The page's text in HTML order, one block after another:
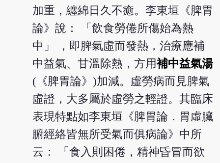
加重，纏綿日久不癒。李東垣《脾胃
論》說： 「飲食勞倦所傷始為熱
中」 ，即脾氣虛而發熱，治療應補
中益氣、甘溫除熱，方用補中益氣湯
(《脾胃論》)加減。虛勞病而見脾氣
虛證，大多屬於虛勞之輕證。其臨床
表現特點如李東垣《脾胃論．胃虛臟
腑經絡皆無所受氣而俱病論》中所
云： 「食入則困倦，精神昏冒而欲